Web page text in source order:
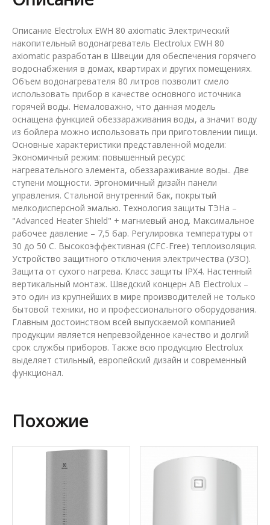
Описание Electrolux EWH 80 axiomatic Электрический
накопительный водонагреватель Electrolux EWH 80
axiomatic разработан в Швеции для обеспечения горячего
водоснабжения в домах, квартирах и других помещениях.
Объем водонагревателя 80 литров позволит смело
использовать прибор в качестве основного источника
горячей воды. Немаловажно, что данная модель
оснащена функцией обеззараживания воды, а значит воду
из бойлера можно использовать при приготовлении пищи.
Основные характеристики представленной модели:
Экономичный режим: повышенный ресурс
нагревательного элемента, обеззараживание воды.. Две
ступени мощности. Эргономичный дизайн панели
управления. Стальной внутренний бак, покрытый
мелкодисперсной эмалью. Технология защиты ТЭНа –
"Advanced Heater Shield" + магниевый анод. Максимальное
рабочее давление – 7,5 бар. Регулировка температуры от
30 до 50 С. Высокоэффективная (CFC-Free) теплоизоляция.
Устройство защитного отключения электричества (УЗО).
Защита от сухого нагрева. Класс защиты IPX4. Настенный
вертикальный монтаж. Шведский концерн AB Electrolux –
это один из крупнейших в мире производителей не только
бытовой техники, но и профессионального оборудования.
Главным достоинством всей выпускаемой компанией
продукции является непревзойденное качество и долгий
срок службы приборов. Также всю продукцию Electrolux
выделяет стильный, европейский дизайн и современный
функционал.
Похожие